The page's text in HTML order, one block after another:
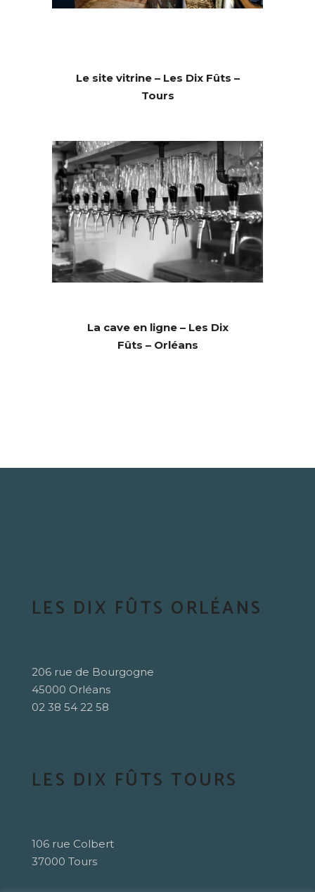
Le site vitrine – Les Dix Fûts –
Tours
La cave en ligne – Les Dix
Fûts – Orléans
LES DIX FÛTS ORLÉANS
206 rue de Bourgogne
45000 Orléans
02 38 54 22 58
LES DIX FÛTS TOURS
106 rue Colbert
37000 Tours